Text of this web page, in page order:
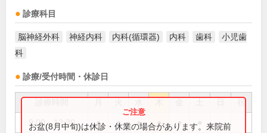
診療科目
脳神経外科 神経内科 内科(循環器) 内科 歯科
小児歯
科
診療/受付時間・休診日
祝
9:00～12:30 ● ● ● ● ●
お盆(8月中旬)は休診・休業の場合があります。来院前